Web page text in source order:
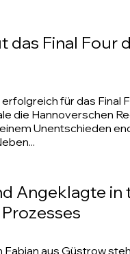
das Final Four
für das Final
die Hannoverschen
Unentschieden
Angeklagte in
aus Güstrow